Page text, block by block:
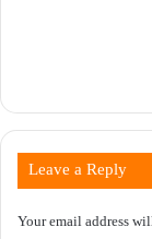
Leave a Reply
Your email address